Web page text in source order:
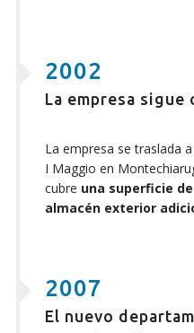
2002
La empresa sigue
La empresa se traslada
I Maggio en
cubre una superficie
almacén exterior
2007
El nuevo